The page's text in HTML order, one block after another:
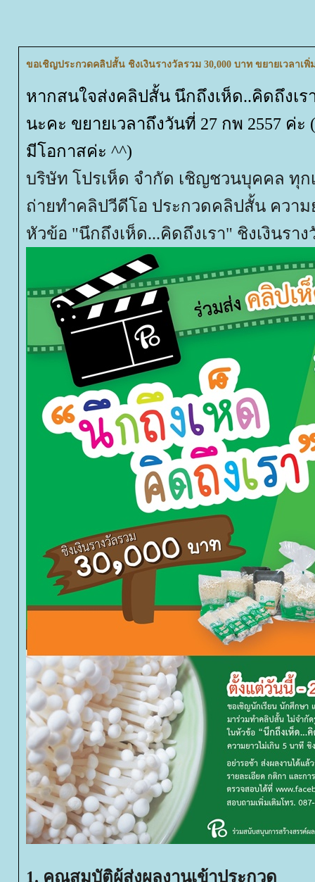
ขอเชิญประกวดคลิปสั้น ชิงเงินรางวัลรวม 30,000 บาท ขยายเวลาเ
หากสนใจส่งคลิปสั้น นึกถึงเห็ด..คิดถึงเร
นะคะ ขยายเวลาถึงวันที่ 27 กพ 2557 ค่ะ
มีโอกาสค่ะ ^^)
บริษัท โปรเห็ด จำกัด เชิญชวนบุคคล ทุก
ถ่ายทำคลิปวีดีโอ ประกวดคลิปสั้น ความ
หัวข้อ "นึกถึงเห็ด...คิดถึงเรา" ชิงเงินราง
1. คุณสมบัติผู้ส่งผลงานเข้าประกวด